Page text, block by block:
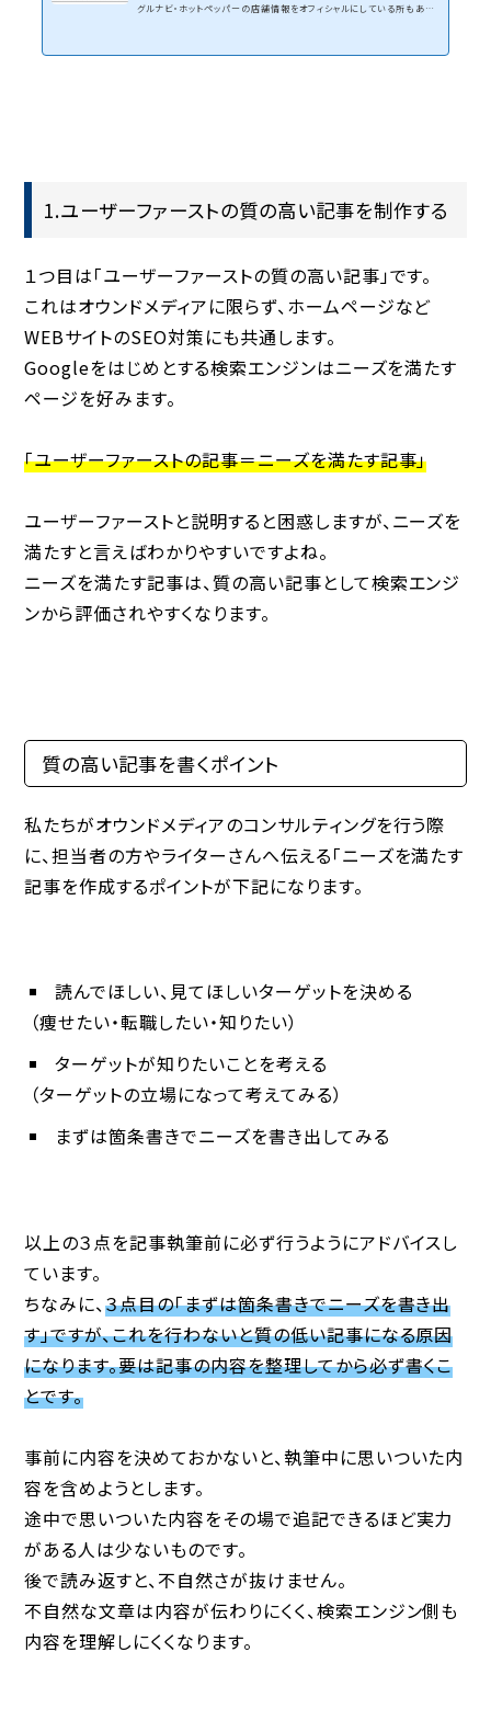
グルナビ・ホットペッパーの店舗情報をオフィシャルにしている所もあり
1.ユーザーファーストの質の高い記事を制作する
１つ目は「ユーザーファーストの質の高い記事」です。
これはオウンドメディアに限らず、ホームページなど
WEBサイトのSEO対策にも共通します。
Googleをはじめとする検索エンジンはニーズを満たす
ページを好みます。
「ユーザーファーストの記事＝ニーズを満たす記事」
ユーザーファーストと説明すると困惑しますが、ニーズを
満たすと言えばわかりやすいですよね。
ニーズを満たす記事は、質の高い記事として検索エンジ
ンから評価されやすくなります。
質の高い記事を書くポイント
私たちがオウンドメディアのコンサルティングを行う際
に、担当者の方やライターさんへ伝える「ニーズを満たす
記事を作成するポイントが下記になります。
読んでほしい、見てほしいターゲットを決める
（痩せたい・転職したい・知りたい）
ターゲットが知りたいことを考える
（ターゲットの立場になって考えてみる）
まずは箇条書きでニーズを書き出してみる
以上の３点を記事執筆前に必ず行うようにアドバイスし
ています。
ちなみに、３点目の「まずは箇条書きでニーズを書き出
す」ですが、これを行わないと質の低い記事になる原因
になります。要は記事の内容を整理してから必ず書くこ
とです。
事前に内容を決めておかないと、執筆中に思いついた内
容を含めようとします。
途中で思いついた内容をその場で追記できるほど実力
がある人は少ないものです。
後で読み返すと、不自然さが抜けません。
不自然な文章は内容が伝わりにくく、検索エンジン側も
内容を理解しにくくなります。